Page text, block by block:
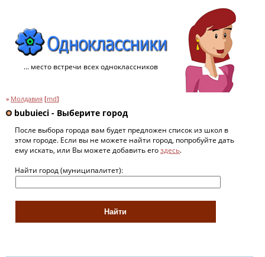
... место встречи всех одноклассников
» Молдавия [md]
bubuieci - Выберите город
После выбора города вам будет предложен список из школ в
этом городе. Если вы не можете найти город, попробуйте дать
ему искать, или Вы можете добавить егоздесь.
Найти город (муниципалитет):